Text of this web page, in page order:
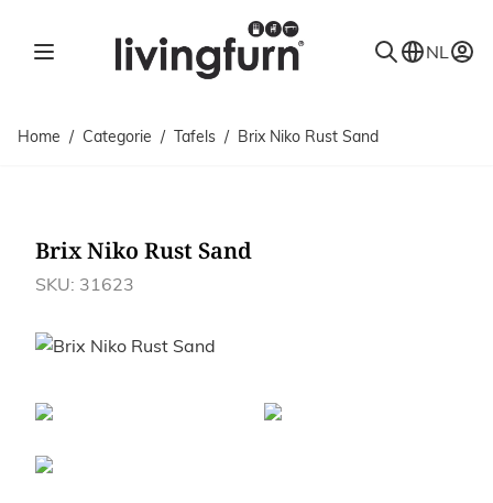
NL
Home / Categorie / Tafels / Brix Niko Rust Sand
Brix Niko Rust Sand
SKU: 31623
Afbeeldingen